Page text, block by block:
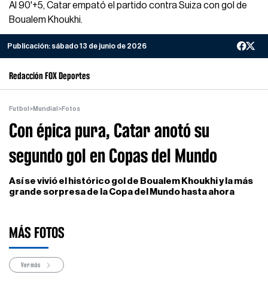
Al 90'+5, Catar empató el partido contra Suiza con gol de
Boualem Khoukhi.
Publicación: sábado 13 de junio de 2026
Redacción FOX Deportes
Futbol >Mundial >Fotos
Con épica pura, Catar anotó su
segundo gol en Copas del Mundo
Así se vivió el histórico gol de Boualem Khoukhi y la más
grande sorpresa de la Copa del Mundo hasta ahora
MÁS FOTOS
Ver más